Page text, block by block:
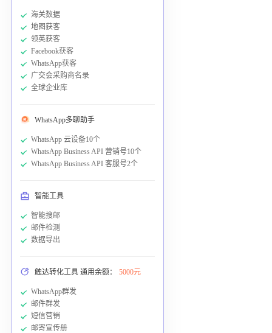
海关数据
地图获客
领英获客
Facebook获客
WhatsApp获客
广交会采购商名录
全球企业库
WhatsApp多聊助手
WhatsApp 云设备10个
WhatsApp Business API 营销号10个
WhatsApp Business API 客服号2个
智能工具
智能搜邮
邮件检测
数据导出
触达转化工具 通用余额： 5000元
WhatsApp群发
邮件群发
短信营销
邮寄宣传册